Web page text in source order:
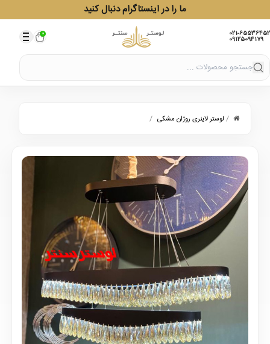
ما را در اینستاگرام دنبال کنید
021-65536452
09125094179
0
/ لوستر لاینری روژان مشکی /